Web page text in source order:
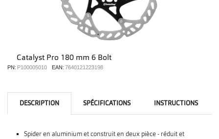
Catalyst Pro 180 mm 6 Bolt
PN: P100005010 EAN: 7640121223198
DESCRIPTION SPÉCIFICATIONS INSTRUCTIONS
Spider en aluminium et construit en deux pièce - réduit et